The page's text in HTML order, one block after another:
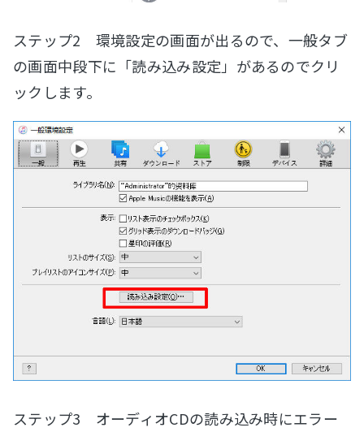
ステップ2 環境設定の画面が出るので、一般タブ
の画面中段下に「読み込み設定」があるのでクリ
ックします。
ステップ3 オーディオCDの読み込み時にエラー